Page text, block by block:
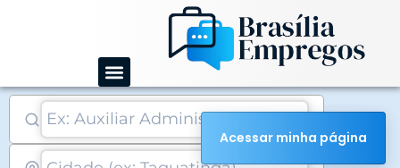
conteúdo
Acessar minha página